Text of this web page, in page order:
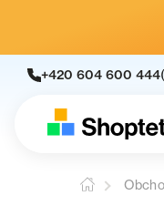
+420 604 600 444